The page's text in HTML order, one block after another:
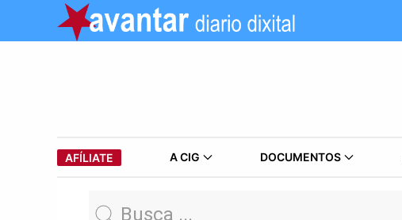
AFÍLIATE A CIG DOCUMENTOS